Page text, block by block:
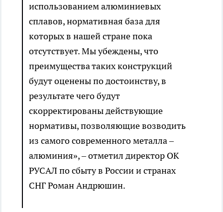
использованием алюминиевых
сплавов, нормативная база для
которых в нашей стране пока
отсутствует. Мы убеждены, что
преимущества таких конструкций
будут оценены по достоинству, в
результате чего будут
скорректированы действующие
нормативы, позволяющие возводить
из самого современного металла –
алюминия», – отметил директор ОК
РУСАЛ по сбыту в России и странах
СНГ Роман Андрюшин.